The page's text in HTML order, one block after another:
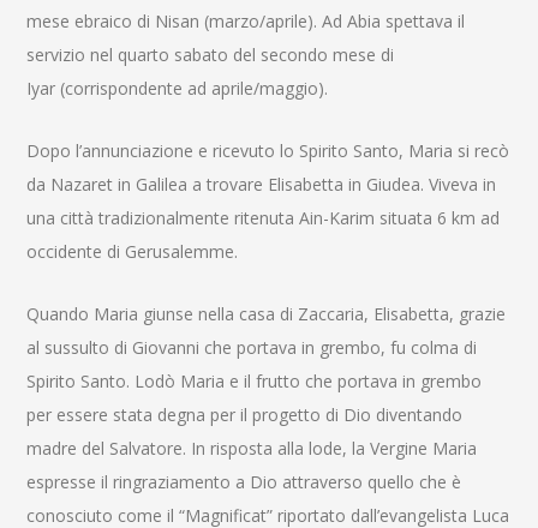
mese ebraico di Nisan (marzo/aprile). Ad Abia spettava il
servizio nel quarto sabato del secondo mese di
Iyar (corrispondente ad aprile/maggio).
Dopo l’annunciazione e ricevuto lo Spirito Santo, Maria si recò
da Nazaret in Galilea a trovare Elisabetta in Giudea. Viveva in
una città tradizionalmente ritenuta Ain-Karim situata 6 km ad
occidente di Gerusalemme.
Quando Maria giunse nella casa di Zaccaria, Elisabetta, grazie
al sussulto di Giovanni che portava in grembo, fu colma di
Spirito Santo. Lodò Maria e il frutto che portava in grembo
per essere stata degna per il progetto di Dio diventando
madre del Salvatore. In risposta alla lode, la Vergine Maria
espresse il ringraziamento a Dio attraverso quello che è
conosciuto come il “Magnificat” riportato dall’evangelista Luca